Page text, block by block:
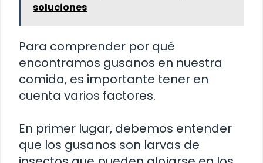
soluciones
Para comprender por qué
encontramos gusanos en nuestra
comida, es importante tener en
cuenta varios factores.
En primer lugar, debemos entender
que los gusanos son larvas de